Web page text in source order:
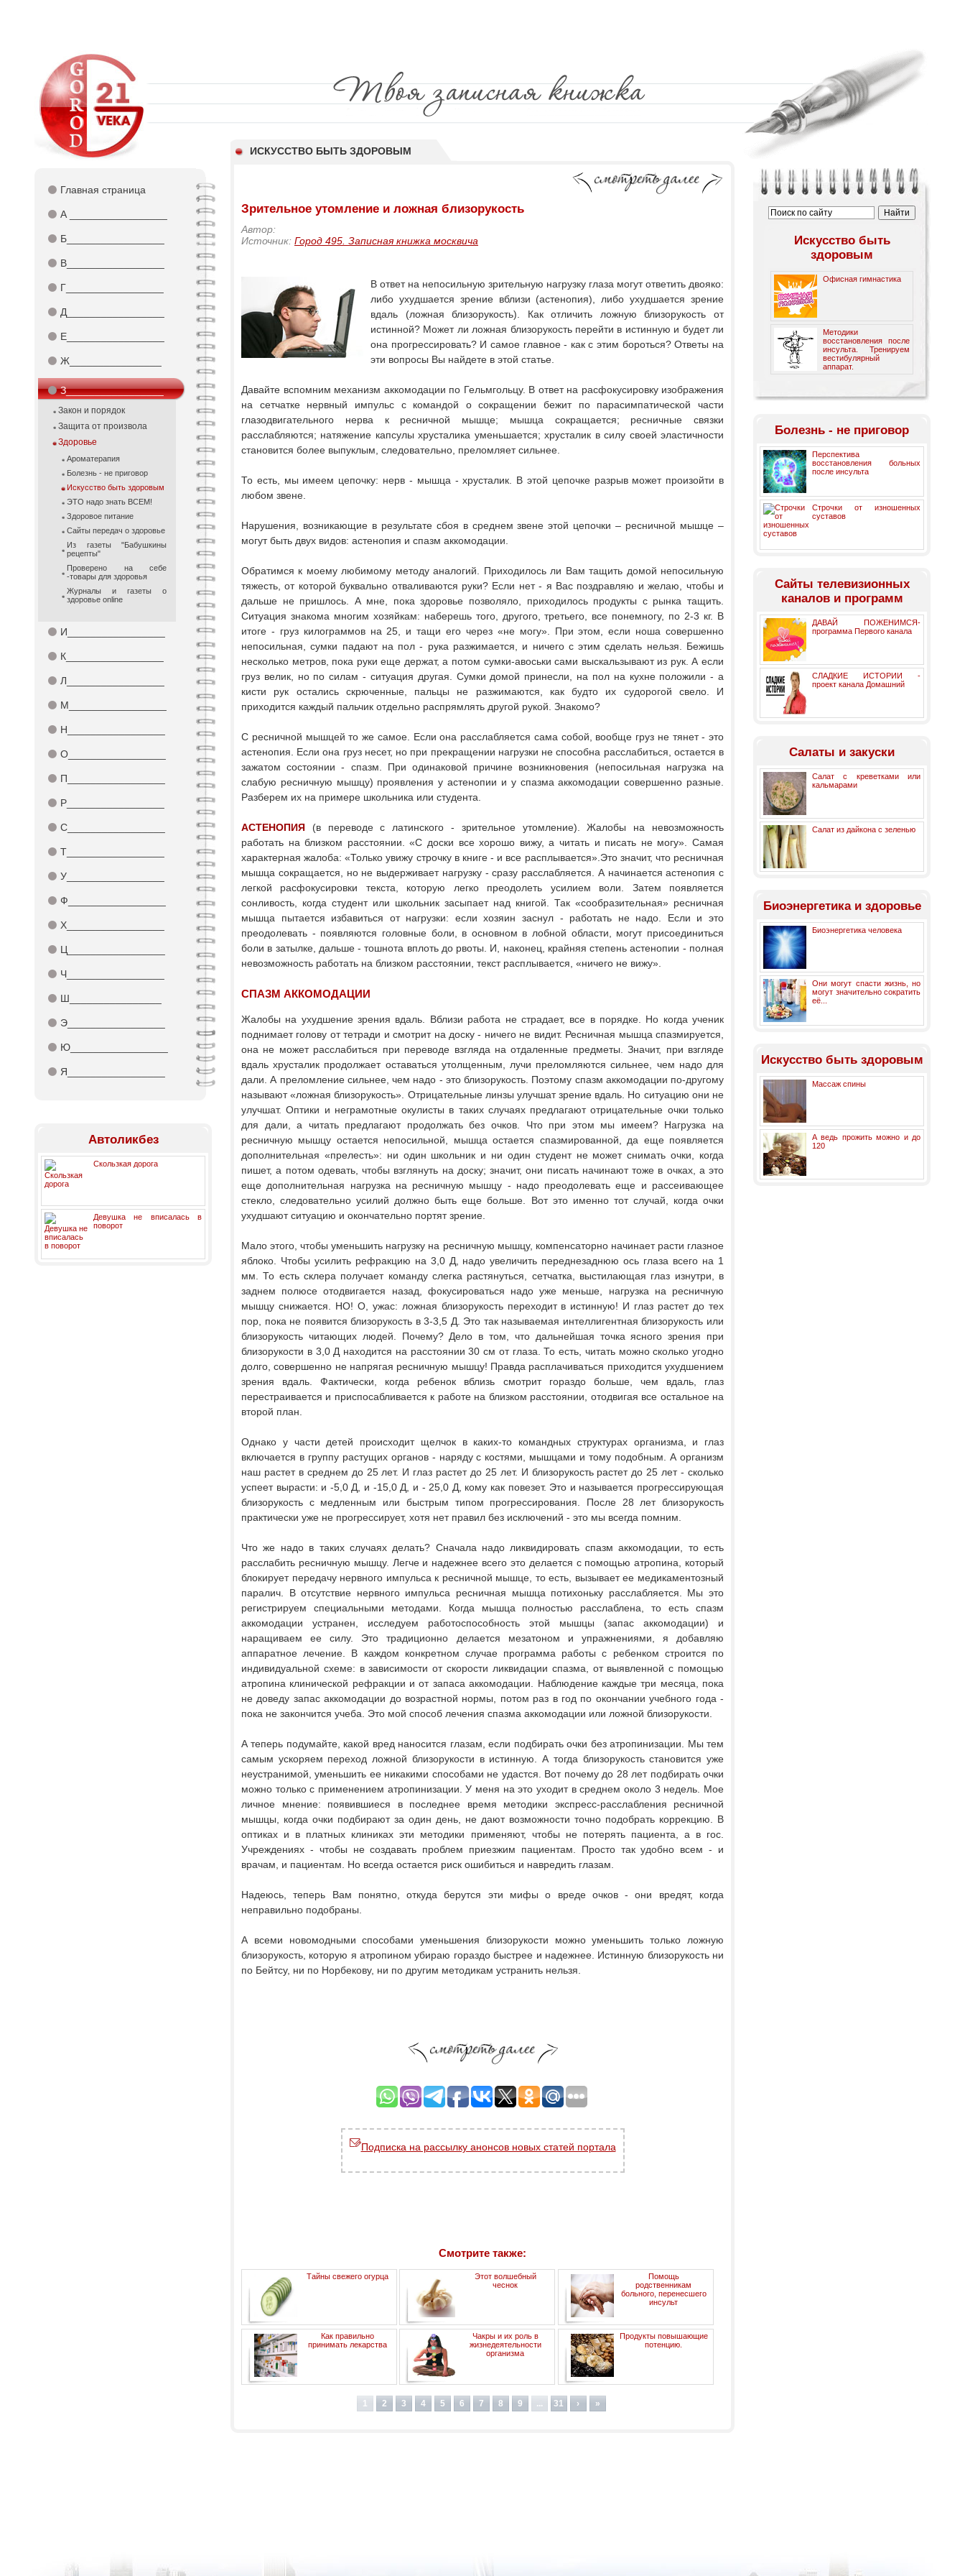
ИСКУССТВО БЫТЬ ЗДОРОВЫМ
⚫ Главная страница
⚫ А _________________
⚫ Б_________________
⚫ В_________________
⚫ Г_________________
⚫ Д_________________
⚫ Е_________________
⚫ Ж________________
⚫З_________________
Закон и порядок
Защита от произвола
Здоровье
Ароматерапия
Болезнь - не приговор
Искусство быть здоровым
ЭТО надо знать ВСЕМ!
Здоровое питание
Сайты передач о здоровье
Из газеты "Бабушкины
рецепты"
Проверено на себе
-товары для здоровья
Журналы и газеты о
здоровье online
⚫ И_________________
⚫ К_________________
⚫ Л_________________
⚫ М_________________
⚫ Н_________________
⚫ О_________________
⚫ П_________________
⚫ Р_________________
⚫ С_________________
⚫ Т_________________
⚫ У_________________
⚫ Ф_________________
⚫ Х_________________
⚫ Ц_________________
⚫ Ч_________________
⚫ Ш________________
⚫ Э_________________
⚫ Ю_________________
⚫ Я_________________
Автоликбез
Скользкая дорога
Девушка не вписалась в
поворот
Зрительное утомление и ложная близорукость
Автор:
Источник: Город 495. Записная книжка москвича
В ответ на непосильную зрительную нагрузку глаза могут ответить двояко:
либо ухудшается зрение вблизи (астенопия), либо ухудшается зрение
вдаль (ложная близорукость). Как отличить ложную близорукость от
истинной? Может ли ложная близорукость перейти в истинную и будет ли
она прогрессировать? И самое главное - как с этим бороться? Ответы на
эти вопросы Вы найдете в этой статье.
Давайте вспомним механизм аккомодации по Гельмгольцу. В ответ на расфокусировку изображения
на сетчатке нервный импульс с командой о сокращении бежит по парасимпатической части
глазодвигательного нерва к ресничной мышце; мышца сокращается; ресничные связки
расслабляются; натяжение капсулы хрусталика уменьшается; хрусталик в силу своей эластичности
становится более выпуклым, следовательно, преломляет сильнее.
То есть, мы имеем цепочку: нерв - мышца - хрусталик. В этой цепочке разрыв может произойти в
любом звене.
Нарушения, возникающие в результате сбоя в среднем звене этой цепочки – ресничной мышце –
могут быть двух видов: астенопия и спазм аккомодации.
Обратимся к моему любимому методу аналогий. Приходилось ли Вам тащить домой непосильную
тяжесть, от которой буквально отваливаются руки? Если нет - я Вас поздравляю и желаю, чтобы и
дальше не пришлось. А мне, пока здоровье позволяло, приходилось продукты с рынка тащить.
Ситуация знакома многим хозяйкам: наберешь того, другого, третьего, все понемногу, по 2-3 кг. В
итоге - груз килограммов на 25, и тащи его через «не могу». При этом, если ноша совершенно
непосильная, сумки падают на пол - рука разжимается, и ничего с этим сделать нельзя. Бежишь
несколько метров, пока руки еще держат, а потом сумки-авоськи сами выскальзывают из рук. А если
груз велик, но по силам - ситуация другая. Сумки домой принесли, на пол на кухне положили - а
кисти рук остались скрюченные, пальцы не разжимаются, как будто их судорогой свело. И
приходится каждый пальчик отдельно распрямлять другой рукой. Знакомо?
С ресничной мышцей то же самое. Если она расслабляется сама собой, вообще груз не тянет - это
астенопия. Если она груз несет, но при прекращении нагрузки не способна расслабиться, остается в
зажатом состоянии - спазм. При одинаковой причине возникновения (непосильная нагрузка на
слабую ресничную мышцу) проявления у астенопии и у спазма аккомодации совершенно разные.
Разберем их на примере школьника или студента.
АСТЕНОПИЯ (в переводе с латинского - зрительное утомление). Жалобы на невозможность
работать на близком расстоянии. «С доски все хорошо вижу, а читать и писать не могу». Самая
характерная жалоба: «Только увижу строчку в книге - и все расплывается».Это значит, что ресничная
мышца сокращается, но не выдерживает нагрузку - сразу расслабляется. А начинается астенопия с
легкой расфокусировки текста, которую легко преодолеть усилием воли. Затем появляется
сонливость, когда студент или школьник засыпает над книгой. Так «сообразительная» ресничная
мышца пытается избавиться от нагрузки: если хозяин заснул - работать не надо. Если и это
преодолевать - появляются головные боли, в основном в лобной области, могут присоединиться
боли в затылке, дальше - тошнота вплоть до рвоты. И, наконец, крайняя степень астенопии - полная
невозможность работать на близком расстоянии, текст расплывается, «ничего не вижу».
СПАЗМ АККОМОДАЦИИ
Жалобы на ухудшение зрения вдаль. Вблизи работа не страдает, все в порядке. Но когда ученик
поднимает голову от тетради и смотрит на доску - ничего не видит. Ресничная мышца спазмируется,
она не может расслабиться при переводе взгляда на отдаленные предметы. Значит, при взгляде
вдаль хрусталик продолжает оставаться утолщенным, лучи преломляются сильнее, чем надо для
дали. А преломление сильнее, чем надо - это близорукость. Поэтому спазм аккомодации по-другому
называют «ложная близорукость». Отрицательные линзы улучшат зрение вдаль. Но ситуацию они не
улучшат. Оптики и неграмотные окулисты в таких случаях предлагают отрицательные очки только
для дали, а читать предлагают продолжать без очков. Что при этом мы имеем? Нагрузка на
ресничную мышцу остается непосильной, мышца остается спазмированной, да еще появляется
дополнительная «прелесть»: ни один школьник и ни один студент не может снимать очки, когда
пишет, а потом одевать, чтобы взглянуть на доску; значит, они писать начинают тоже в очках, а это
еще дополнительная нагрузка на ресничную мышцу - надо преодолевать еще и рассеивающее
стекло, следовательно усилий должно быть еще больше. Вот это именно тот случай, когда очки
ухудшают ситуацию и окончательно портят зрение.
Мало этого, чтобы уменьшить нагрузку на ресничную мышцу, компенсаторно начинает расти глазное
яблоко. Чтобы усилить рефракцию на 3,0 Д, надо увеличить переднезаднюю ось глаза всего на 1
мм. То есть склера получает команду слегка растянуться, сетчатка, выстилающая глаз изнутри, в
заднем полюсе отодвигается назад, фокусироваться надо уже меньше, нагрузка на ресничную
мышцу снижается. НО! О, ужас: ложная близорукость переходит в истинную! И глаз растет до тех
пор, пока не появится близорукость в 3-3,5 Д. Это так называемая интеллигентная близорукость или
близорукость читающих людей. Почему? Дело в том, что дальнейшая точка ясного зрения при
близорукости в 3,0 Д находится на расстоянии 30 см от глаза. То есть, читать можно сколько угодно
долго, совершенно не напрягая ресничную мышцу! Правда расплачиваться приходится ухудшением
зрения вдаль. Фактически, когда ребенок вблизь смотрит гораздо больше, чем вдаль, глаз
перестраивается и приспосабливается к работе на близком расстоянии, отодвигая все остальное на
второй план.
Однако у части детей происходит щелчок в каких-то командных структурах организма, и глаз
включается в группу растущих органов - наряду с костями, мышцами и тому подобным. А организм
наш растет в среднем до 25 лет. И глаз растет до 25 лет. И близорукость растет до 25 лет - сколько
успеет вырасти: и -5,0 Д, и -15,0 Д, и - 25,0 Д, кому как повезет. Это и называется прогрессирующая
близорукость с медленным или быстрым типом прогрессирования. После 28 лет близорукость
практически уже не прогрессирует, хотя нет правил без исключений - это мы всегда помним.
Что же надо в таких случаях делать? Сначала надо ликвидировать спазм аккомодации, то есть
расслабить ресничную мышцу. Легче и надежнее всего это делается с помощью атропина, который
блокирует передачу нервного импульса к ресничной мышце, то есть, вызывает ее медикаментозный
паралич. В отсутствие нервного импульса ресничная мышца потихоньку расслабляется. Мы это
регистрируем специальными методами. Когда мышца полностью расслаблена, то есть спазм
аккомодации устранен, исследуем работоспособность этой мышцы (запас аккомодации) и
наращиваем ее силу. Это традиционно делается мезатоном и упражнениями, я добавляю
аппаратное лечение. В каждом конкретном случае программа работы с ребенком строится по
индивидуальной схеме: в зависимости от скорости ликвидации спазма, от выявленной с помощью
атропина клинической рефракции и от запаса аккомодации. Наблюдение каждые три месяца, пока
не доведу запас аккомодации до возрастной нормы, потом раз в год по окончании учебного года -
пока не закончится учеба. Это мой способ лечения спазма аккомодации или ложной близорукости.
А теперь подумайте, какой вред наносится глазам, если подбирать очки без атропинизации. Мы тем
самым ускоряем переход ложной близорукости в истинную. А тогда близорукость становится уже
неустранимой, уменьшить ее никакими способами не удастся. Вот почему до 28 лет подбирать очки
можно только с применением атропинизации. У меня на это уходит в среднем около 3 недель. Мое
личное мнение: появившиеся в последнее время методики экспресс-расслабления ресничной
мышцы, когда очки подбирают за один день, не дают возможности точно подобрать коррекцию. В
оптиках и в платных клиниках эти методики применяют, чтобы не потерять пациента, а в гос.
Учреждениях - чтобы не создавать проблем приезжим пациентам. Просто так удобно всем - и
врачам, и пациентам. Но всегда остается риск ошибиться и навредить глазам.
Надеюсь, теперь Вам понятно, откуда берутся эти мифы о вреде очков - они вредят, когда
неправильно подобраны.
А всеми новомодными способами уменьшения близорукости можно уменьшить только ложную
близорукость, которую я атропином убираю гораздо быстрее и надежнее. Истинную близорукость ни
по Бейтсу, ни по Норбекову, ни по другим методикам устранить нельзя.
Подписка на рассылку анонсов новых статей портала
Смотрите также:
Тайны свежего огурца
Этот волшебный
чеснок
Помощь
родственникам
больного, перенесшего
инсульт
Как правильно
принимать лекарства
Чакры и их роль в
жизнедеятельности
организма
Продукты повышающие
потенцию.
1 2 3 4 5 6 7 8 9 ... 31 › »
Искусство быть
здоровым
Офисная гимнастика
Методики
восстановления после
инсульта. Тренируем
вестибулярный
аппарат.
Болезнь - не приговор
Перспектива
восстановления больных
после инсульта
Строчки от изношенных
суставов
Cайты телевизионных
каналов и программ
ДАВАЙ ПОЖЕНИМСЯ-
программа Первого канала
СЛАДКИЕ ИСТОРИИ -
проект канала Домашний
Салаты и закуски
Салат с креветками или
кальмарами
Салат из дайкона с зеленью
Биоэнергетика и здоровье
Биоэнергетика человека
Они могут спасти жизнь, но
могут значительно сократить
её...
Искусство быть здоровым
Массаж спины
А ведь прожить можно и до
120